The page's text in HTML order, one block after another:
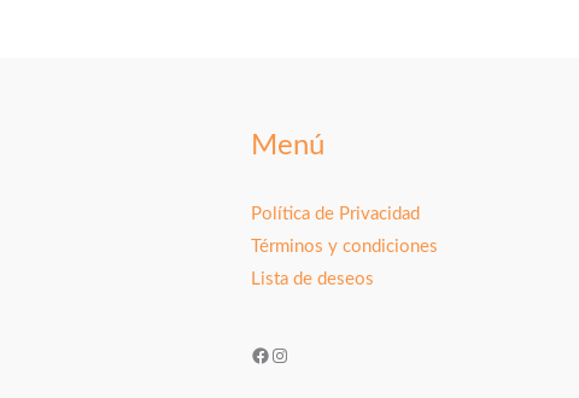
Menú
Política de Privacidad
Términos y condiciones
Lista de deseos
Facebook
Instagram